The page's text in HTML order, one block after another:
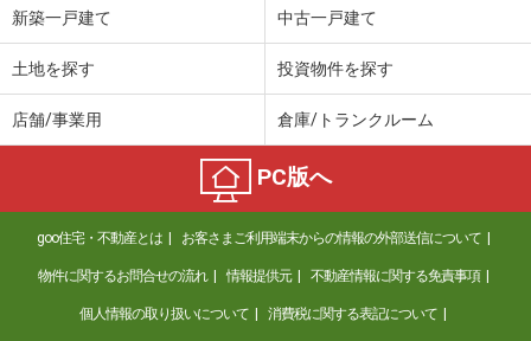
新築一戸建て 中古一戸建て
土地を探す 投資物件を探す
店舗/事業用 倉庫/トランクルーム
PC版へ
goo住宅・不動産とは お客さまご利用端末からの情報の外部送信について
物件に関するお問合せの流れ 情報提供元 不動産情報に関する免責事項
個人情報の取り扱いについて 消費税に関する表記について